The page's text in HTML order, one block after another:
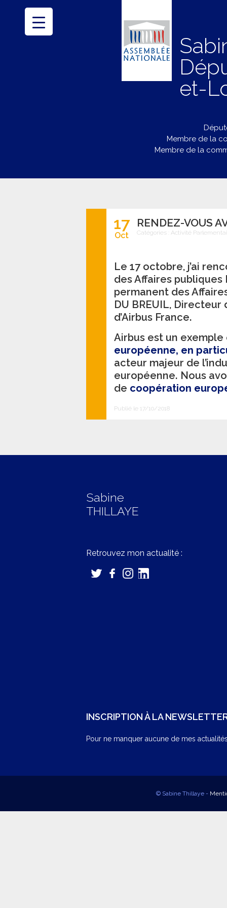
et-
Membre de la
Membre de la
17
Oct
RENDEZ-VOUS
Catégories : Activité
Le 17 octobre, j’ai
des Affaires publiques
permanent des
DU BREUIL,
d’Airbus France.
Airbus est un
européenne, en
acteur majeur de
européenne. Nous
de coopération
Publié le 17/10/2018
Sabine
THILLAYE
Retrouvez mon actualité :
INSCRIPTION À LA
Pour ne manquer aucune de mes
© Sabine Thillaye -